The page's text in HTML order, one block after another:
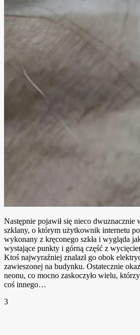
Następnie pojawił się nieco dwuznacznie
szklany, o którym użytkownik internetu
wykonany z kręconego szkła i wygląda
wystające punkty i górną część z
Ktoś najwyraźniej znalazł go obok
zawieszonej na budynku. Ostatecznie
neonu, co mocno zaskoczyło wielu,
coś innego…
3